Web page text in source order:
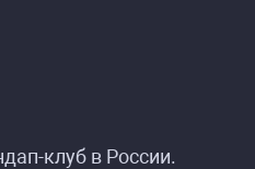
клуб в России.